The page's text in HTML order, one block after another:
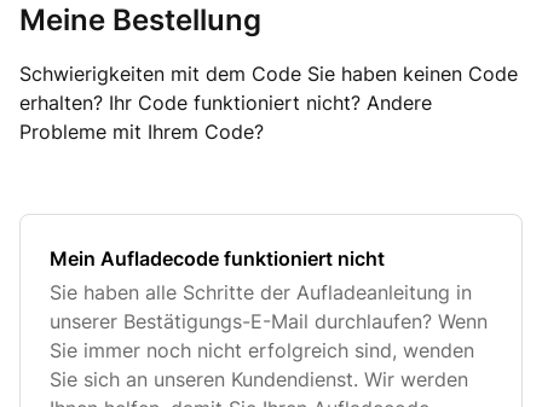
Meine Bestellung
Schwierigkeiten mit dem Code Sie haben keinen Code
erhalten? Ihr Code funktioniert nicht? Andere
Probleme mit Ihrem Code?
Mein Aufladecode funktioniert nicht
Sie haben alle Schritte der Aufladeanleitung in
unserer Bestätigungs-E-Mail durchlaufen? Wenn
Sie immer noch nicht erfolgreich sind, wenden
Sie sich an unseren Kundendienst. Wir werden